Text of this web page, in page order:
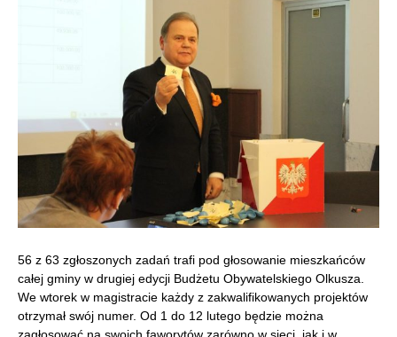
56 z 63 zgłoszonych zadań trafi pod głosowanie mieszkańców
całej gminy w drugiej edycji Budżetu Obywatelskiego Olkusza.
We wtorek w magistracie każdy z zakwalifikowanych projektów
otrzymał swój numer. Od 1 do 12 lutego będzie można